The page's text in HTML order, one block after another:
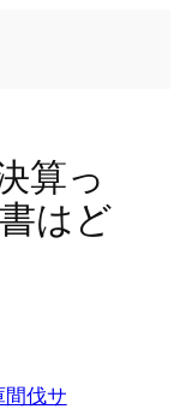
算っ
はど
伐サ